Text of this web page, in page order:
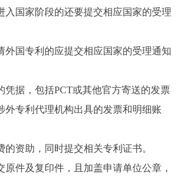
入国家阶段的还要提交相应国家的受理
国专利的应提交相应国家的受理通知
据，包括PCT或其他官方寄送的发票
外专利代理机构出具的发票和明细账
资助，同时提交相关专利证书。
件及复印件，且加盖申请单位公章，